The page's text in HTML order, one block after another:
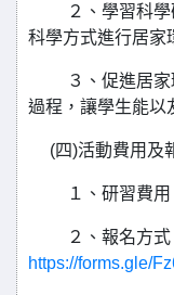
２、學習科學研
科學方式進行居家
３、促進居家環
過程，讓學生能以
(四)活動費用及
１、研習費用
２、報名方式
https://forms.gle/